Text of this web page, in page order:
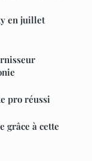
en juillet
pro réussi
grâce à cette